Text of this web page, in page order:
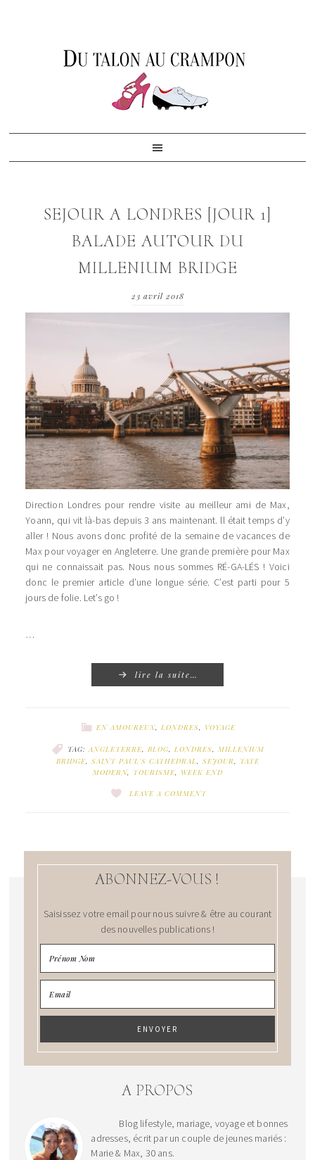
SEJOUR A LONDRES [JOUR 1]
BALADE AUTOUR DU
MILLENIUM BRIDGE
23 avril 2018
Direction Londres pour rendre visite au meilleur ami de Max,
Yoann, qui vit là-bas depuis 3 ans maintenant. ll était temps d’y
aller ! Nous avons donc profité de la semaine de vacances de
Max pour voyager en Angleterre. Une grande première pour Max
qui ne connaissait pas. Nous nous sommes RÉ-GA-LÉS ! Voici
donc le premier article d’une longue série. C’est parti pour 5
jours de folie. Let’s go !
…
lire la suite…
EN AMOUREUX, LONDRES VOYAGE
TAG: ANGLETERRE, BLOG, LONDRES
MILLENIUM
BRIDGE, SAINT PAUL'S CATHEDRAL SEJOUR
TATE
MODERN, TOURISME, WEEK END
LEAVE A COMMENT
ABONNEZ-VOUS !
Saisissez votre email pour nous suivre & être au courant
des nouvelles publications !
A PROPOS
Blog lifestyle, mariage, voyage et bonnes
adresses, écrit par un couple de jeunes mariés :
Marie & Max, 30 ans.